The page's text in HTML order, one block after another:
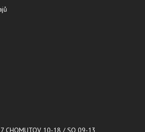
CHOMUTOV 10-18 / SO 09-13